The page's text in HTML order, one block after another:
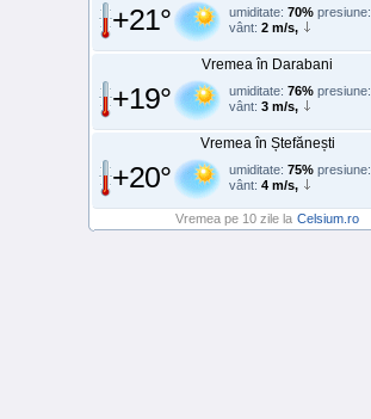
+21° umiditate: 70% presiune:
vânt: 2 m/s,
Vremea în Darabani
+19° umiditate: 76% presiune:
vânt: 3 m/s,
Vremea în Ștefănești
+20° umiditate: 75% presiune:
vânt: 4 m/s,
Vremea pe 10 zile la Celsium.ro